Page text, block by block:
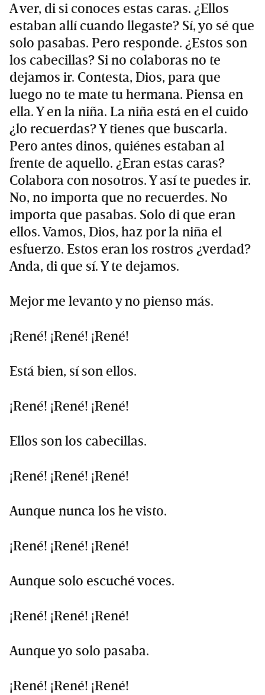
A ver, di si conoces estas caras. ¿Ellos
estaban allí cuando llegaste? Sí, yo sé que
solo pasabas. Pero responde. ¿Estos son
los cabecillas? Si no colaboras no te
dejamos ir. Contesta, Dios, para que
luego no te mate tu hermana. Piensa en
ella. Y en la niña. La niña está en el cuido
¿lo recuerdas? Y tienes que buscarla.
Pero antes dinos, quiénes estaban al
frente de aquello. ¿Eran estas caras?
Colabora con nosotros. Y así te puedes ir.
No, no importa que no recuerdes. No
importa que pasabas. Solo di que eran
ellos. Vamos, Dios, haz por la niña el
esfuerzo. Estos eran los rostros ¿verdad?
Anda, di que sí. Y te dejamos.
Mejor me levanto y no pienso más.
¡René! ¡René! ¡René!
Está bien, sí son ellos.
¡René! ¡René! ¡René!
Ellos son los cabecillas.
¡René! ¡René! ¡René!
Aunque nunca los he visto.
¡René! ¡René! ¡René!
Aunque solo escuché voces.
¡René! ¡René! ¡René!
Aunque yo solo pasaba.
¡René! ¡René! ¡René!